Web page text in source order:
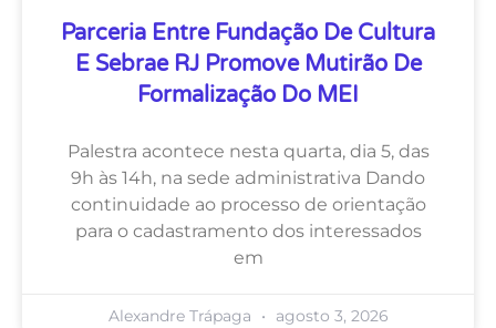
Parceria Entre Fundação De Cultura
E Sebrae RJ Promove Mutirão De
Formalização Do MEI
Palestra acontece nesta quarta, dia 5, das
9h às 14h, na sede administrativa Dando
continuidade ao processo de orientação
para o cadastramento dos interessados
em
Alexandre Trápaga agosto 3, 2026